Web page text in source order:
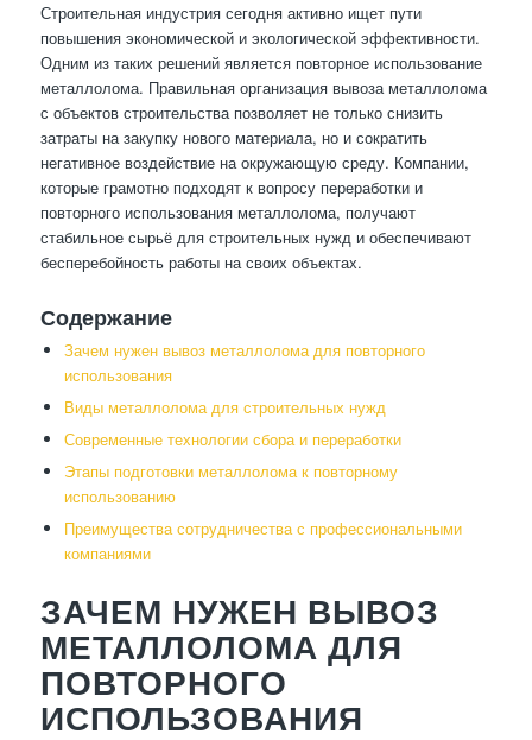
Строительная индустрия сегодня активно ищет пути
повышения экономической и экологической эффективности.
Одним из таких решений является повторное использование
металлолома. Правильная организация вывоза металлолома
с объектов строительства позволяет не только снизить
затраты на закупку нового материала, но и сократить
негативное воздействие на окружающую среду. Компании,
которые грамотно подходят к вопросу переработки и
повторного использования металлолома, получают
стабильное сырьё для строительных нужд и обеспечивают
бесперебойность работы на своих объектах.
Содержание
Зачем нужен вывоз металлолома для повторного
использования
Виды металлолома для строительных нужд
Современные технологии сбора и переработки
Этапы подготовки металлолома к повторному
использованию
Преимущества сотрудничества с профессиональными
компаниями
ЗАЧЕМ НУЖЕН ВЫВОЗ
МЕТАЛЛОЛОМА ДЛЯ
ПОВТОРНОГО
ИСПОЛЬЗОВАНИЯ